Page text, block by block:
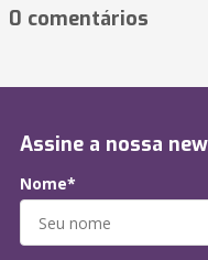
0 comentários
Assine a nossa
Nome*